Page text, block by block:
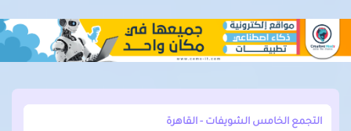
أبحث عن مدينة, محافظة, حي